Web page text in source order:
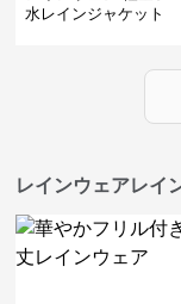
水レインジャケット
レインウェアレイ